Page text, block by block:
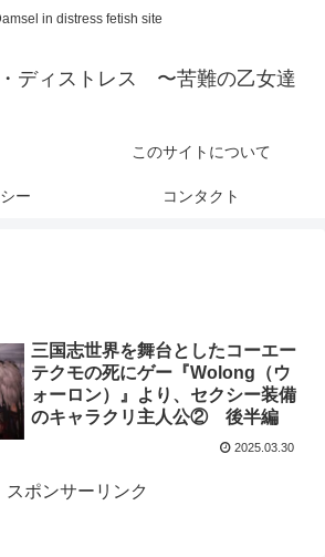
in distress fetish site
ディストレス 〜苦難の乙女達
このサイトについて
ー コンタクト
三国志世界を舞台としたコーエー
テクモの死にゲー『Wolong（ウ
ォーロン）』より、セクシー装備
のキャラクリ主人公② 後半編
2025.03.30
スポンサーリンク